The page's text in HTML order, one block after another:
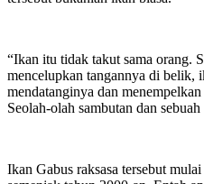
“Ikan itu tidak takut sama orang.
mencelupkan tangannya di belik,
mendatanginya dan
Seolah-olah sambutan dan
Ikan Gabus raksasa tersebut